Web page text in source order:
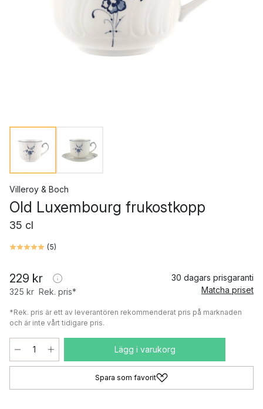
Villeroy & Boch
Old Luxembourg frukostkopp
35 cl
(5)
229 kr
325 kr Rek. pris*
30 dagars prisgaranti
Matcha priset
*Rek. pris är ett av leverantören rekommenderat pris på marknaden
och är inte vårt tidigare pris.
Lägg i varukorg
Spara som favorit